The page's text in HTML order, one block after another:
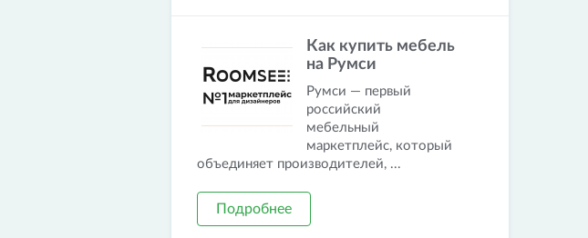
Как купить мебель
на Румси
Румси — первый
российский
мебельный
маркетплейс, который
объединяет производителей, ...
Подробнее